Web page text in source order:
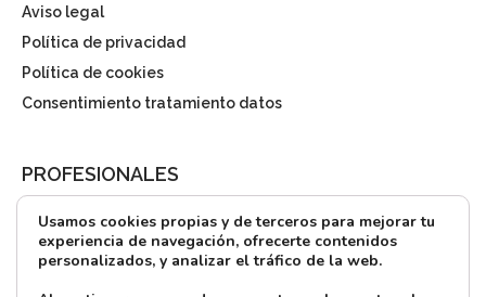
Aviso legal
Política de privacidad
Política de cookies
Consentimiento tratamiento datos
PROFESIONALES
¿Quieres alquilar?
Prensa
Directorio
Usamos cookies propias y de terceros para mejorar tu
experiencia de navegación, ofrecerte contenidos
personalizados, y analizar el tráfico de la web.